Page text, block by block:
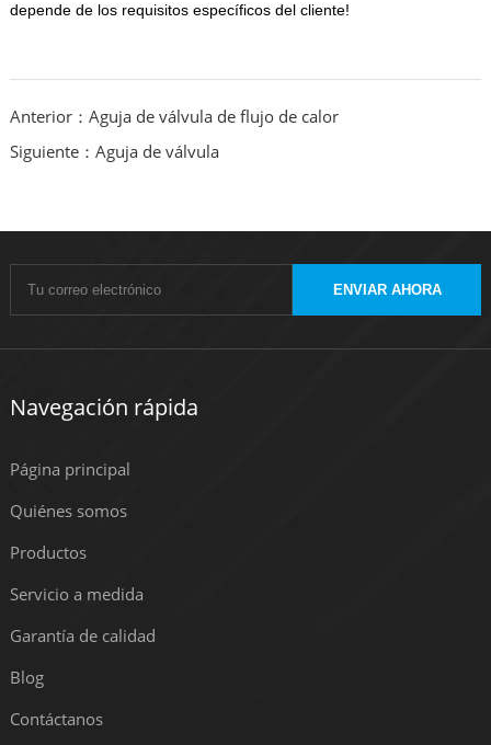
depende de los requisitos específicos del cliente!
Anterior：Aguja de válvula de flujo de calor
Siguiente：Aguja de válvula
ENVIAR AHORA
Navegación rápida
Página principal
Quiénes somos
Productos
Servicio a medida
Garantía de calidad
Blog
Contáctanos